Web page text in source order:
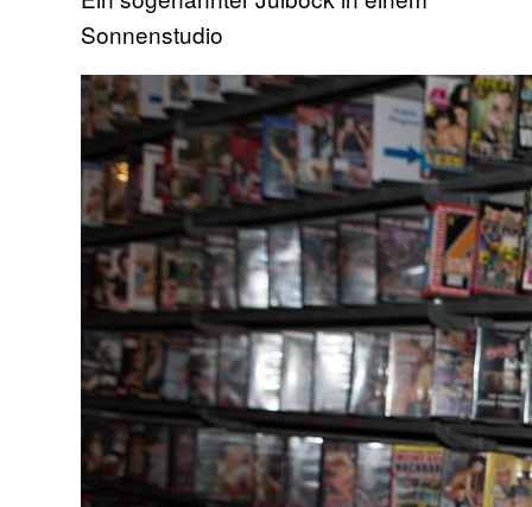
Sonnenstudio